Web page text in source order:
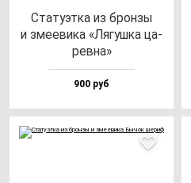
Ста­ту­эт­ка из брон­зы
и зме­еви­ка «Лягуш­ка ца­
рев­на»
900 руб